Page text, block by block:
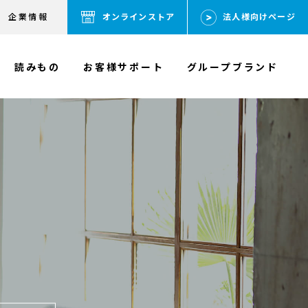
企業情報 オンラインストア 法人様向けページ
読みもの お客様サポート グループブランド